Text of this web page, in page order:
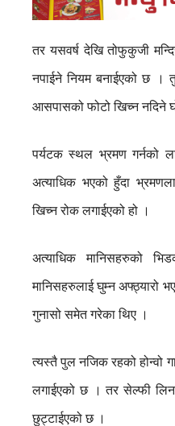
तर यसवर्ष देखि तोफुकुजी
नपाईने नियम बनाईएको छ ।
आसपासको फोटो खिच्न नदिने
पर्यटक स्थल भ्रमण गर्नको
अत्याधिक भएको हुँदा
खिच्न रोक लगाईएको हो ।
अत्याधिक मानिसहरुको
मानिसहरुलाई घुम्न अफ्ठ्यारो
गुनासो समेत गरेका थिए ।
त्यस्तै पुल नजिक रहको होन्वो
लगाईएको छ । तर सेल्फी
छुट्टाईएको छ ।